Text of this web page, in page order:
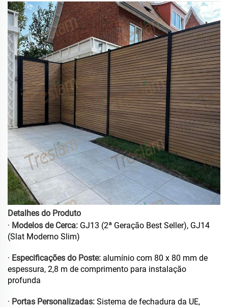
Detalhes do Produto
· Modelos de Cerca: GJ13 (2ª Geração Best Seller), GJ14
(Slat Moderno Slim)
· Especificações do Poste: alumínio com 80 x 80 mm de
espessura, 2,8 m de comprimento para instalação
profunda
· Portas Personalizadas: Sistema de fechadura da UE,